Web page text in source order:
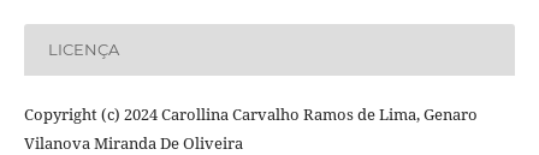
LICENÇA
Copyright (c) 2024 Carollina Carvalho Ramos de Lima, Genaro
Vilanova Miranda De Oliveira